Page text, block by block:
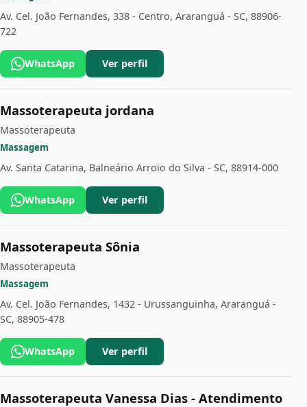
Av. Cel. João Fernandes, 338 - Centro, Araranguá - SC, 88906-
722
WhatsApp Ver perfil
Massoterapeuta jordana
Massoterapeuta
Massagem
Av. Santa Catarina, Balneário Arroio do Silva - SC, 88914-000
WhatsApp Ver perfil
Massoterapeuta Sônia
Massoterapeuta
Massagem
Av. Cel. João Fernandes, 1432 - Urussanguinha, Araranguá -
SC, 88905-478
WhatsApp Ver perfil
Massoterapeuta Vanessa Dias - Atendimento